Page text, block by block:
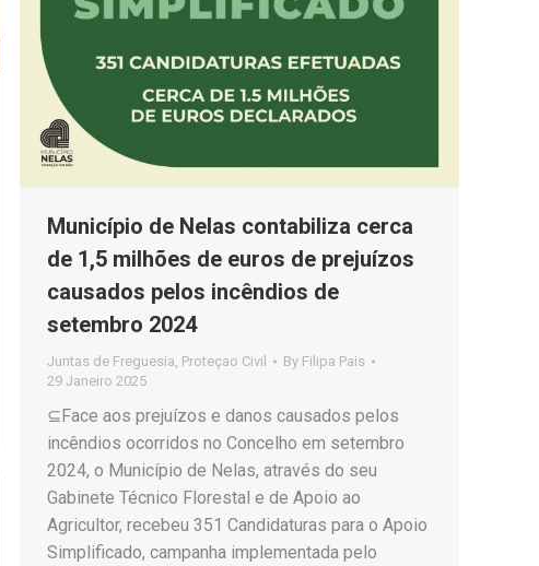
Município de Nelas contabiliza cerca
de 1,5 milhões de euros de prejuízos
causados pelos incêndios de
setembro 2024
Juntas de Freguesia, Proteçao Civil By Filipa Pais
29 Janeiro 2025
⊆Face aos prejuízos e danos causados pelos
incêndios ocorridos no Concelho em setembro
2024, o Município de Nelas, através do seu
Gabinete Técnico Florestal e de Apoio ao
Agricultor, recebeu 351 Candidaturas para o Apoio
Simplificado, campanha implementada pelo